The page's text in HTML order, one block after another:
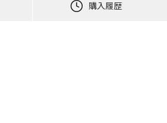
購入履歴